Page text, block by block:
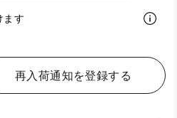
ます
再入荷通知を登録する